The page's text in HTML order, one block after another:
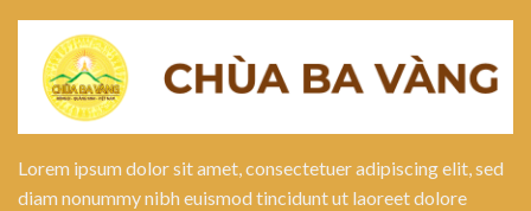
Lorem ipsum dolor sit amet, consectetuer adipiscing elit, sed
diam nonummy nibh euismod tincidunt ut laoreet dolore